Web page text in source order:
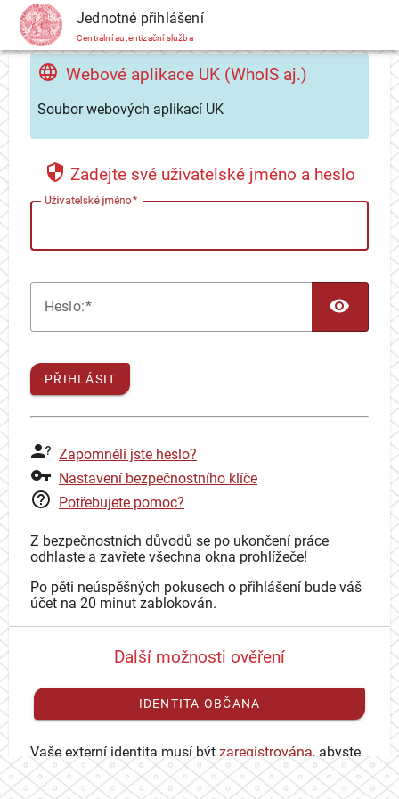
CAS Jednotné přihlášení
Centrální autentizační služba
Webové aplikace UK (WhoIS aj.)
Soubor webových aplikací UK
Zadejte své uživatelské jméno a heslo
Uživatelské jméno
Heslo:
PŘIHLÁSIT
Zapomněli jste heslo?
Nastavení bezpečnostního klíče
Potřebujete pomoc?
Z bezpečnostních důvodů se po ukončení práce
odhlaste a zavřete všechna okna prohlížeče!
Po pěti neúspěšných pokusech o přihlášení bude váš
účet na 20 minut zablokován.
Další možnosti ověření
IDENTITA OBČANA
Vaše externí identita musí být zaregistrována, abyste
se mohli přihlásit ke svému CAS účtu.